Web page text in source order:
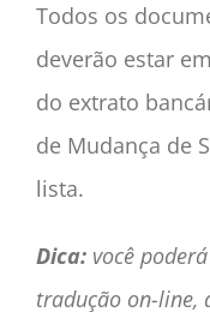
Todos os
deverão estar
do extrato
de Mudança de
lista.
Dica: você
tradução on-line,